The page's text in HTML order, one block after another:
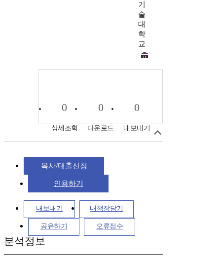
기
술
대
학
교
0
상세조회
0
다운로드
0
내보내기
복사/대출신청
인용하기
내보내기 내책장담기
공유하기 오류접수
분석정보